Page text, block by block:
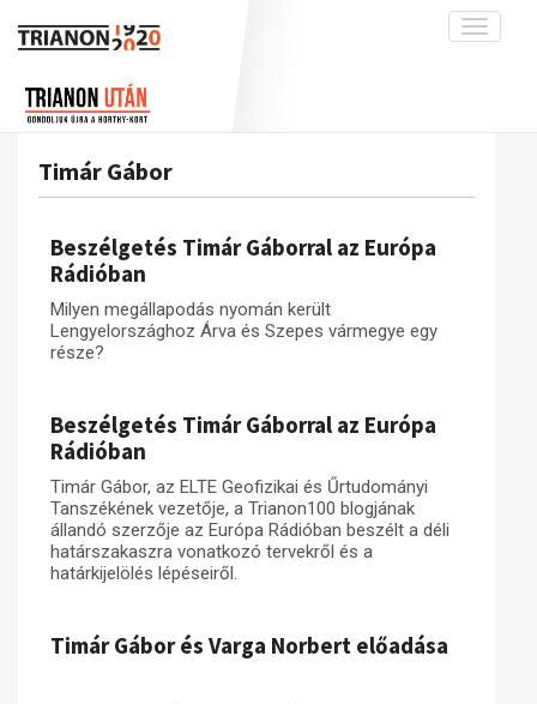
Toggle
A békerendszer megszilárdulása
Adatbázis
Emlékművek (feltöltés alatt)
Visszhang
Kapcsolat
Dokumentumok
A trianoni szerződés
Műhelymunkák
Timár Gábor
Beszélgetés Timár Gáborral az Európa
Rádióban
Milyen megállapodás nyomán került
Lengyelországhoz Árva és Szepes vármegye egy
része?
Beszélgetés Timár Gáborral az Európa
Rádióban
Timár Gábor, az ELTE Geofizikai és Űrtudományi
Tanszékének vezetője, a Trianon100 blogjának
állandó szerzője az Európa Rádióban beszélt a déli
határszakaszra vonatkozó tervekről és a
határkijelölés lépéseiről.
Timár Gábor és Varga Norbert előadása